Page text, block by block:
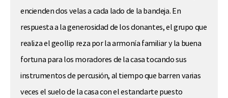
encienden dos velas a cada lado de la bandeja. En
respuesta a la generosidad de los donantes, el grupo que
realiza el geollip reza por la armonía familiar y la buena
fortuna para los moradores de la casa tocando sus
instrumentos de percusión, al tiempo que barren varias
veces el suelo de la casa con el estandarte puesto